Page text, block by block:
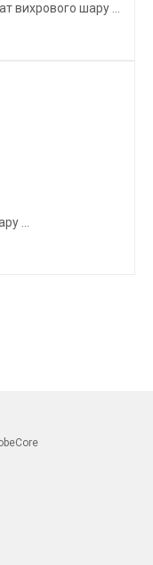
вихрового шару ...
...